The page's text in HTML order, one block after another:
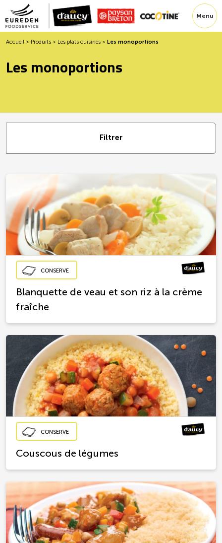
Menu
Accueil > Produits > Les plats cuisinés > Les monoportions
Les monoportions
Filtrer
CONSERVE
Blanquette de veau et son riz à la crème
fraîche
CONSERVE
Couscous de légumes